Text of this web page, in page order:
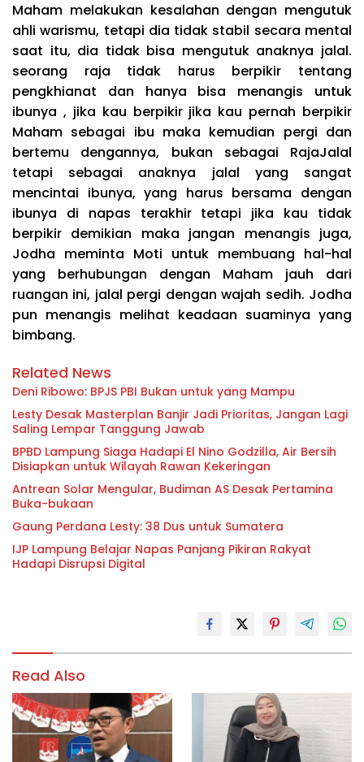
Maham melakukan kesalahan dengan mengutuk
ahli warismu, tetapi dia tidak stabil secara mental
saat itu, dia tidak bisa mengutuk anaknya jalal.
seorang raja tidak harus berpikir tentang
pengkhianat dan hanya bisa menangis untuk
ibunya , jika kau berpikir jika kau pernah berpikir
Maham sebagai ibu maka kemudian pergi dan
bertemu dengannya, bukan sebagai RajaJalal
tetapi sebagai anaknya jalal yang sangat
mencintai ibunya, yang harus bersama dengan
ibunya di napas terakhir tetapi jika kau tidak
berpikir demikian maka jangan menangis juga,
Jodha meminta Moti untuk membuang hal-hal
yang berhubungan dengan Maham jauh dari
ruangan ini, jalal pergi dengan wajah sedih. Jodha
pun menangis melihat keadaan suaminya yang
bimbang.
Related News
Deni Ribowo: BPJS PBI Bukan untuk yang Mampu
Lesty Desak Masterplan Banjir Jadi Prioritas, Jangan Lagi
Saling Lempar Tanggung Jawab
BPBD Lampung Siaga Hadapi El Nino Godzilla, Air Bersih
Disiapkan untuk Wilayah Rawan Kekeringan
Antrean Solar Mengular, Budiman AS Desak Pertamina
Buka-bukaan
Gaung Perdana Lesty: 38 Dus untuk Sumatera
IJP Lampung Belajar Napas Panjang Pikiran Rakyat
Hadapi Disrupsi Digital
Read Also